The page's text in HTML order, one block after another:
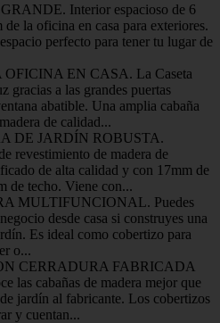
Interior espacioso de 6
la oficina en casa para exteriores.
perfecto para tener tu lugar de
EN CASA. La Caseta
gracias a las grandes puertas
abatible. Una amplia cabaña
de calidad...
DE JARDÍN ROBUSTA.
revestimiento de madera de
de alta calidad y con 17mm de
de techo. Viene con...
MULTIFUNCIONAL. Puedes
desde casa si construyes una
Es ideal como cobertizo para
o...
CERRADURA FABRICADA
las cabañas de madera mejor que
jardín al fabricante. Los cobertizos
y cuentan...